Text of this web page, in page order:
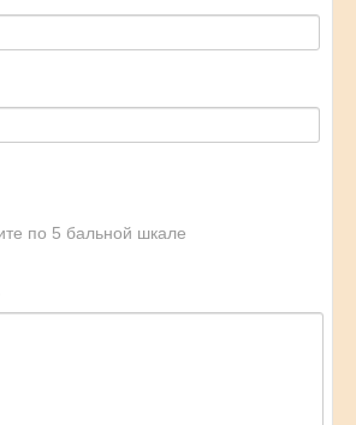
по 5 бальной шкале